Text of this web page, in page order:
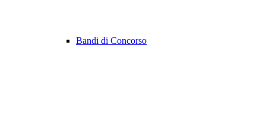
Bandi di Concorso